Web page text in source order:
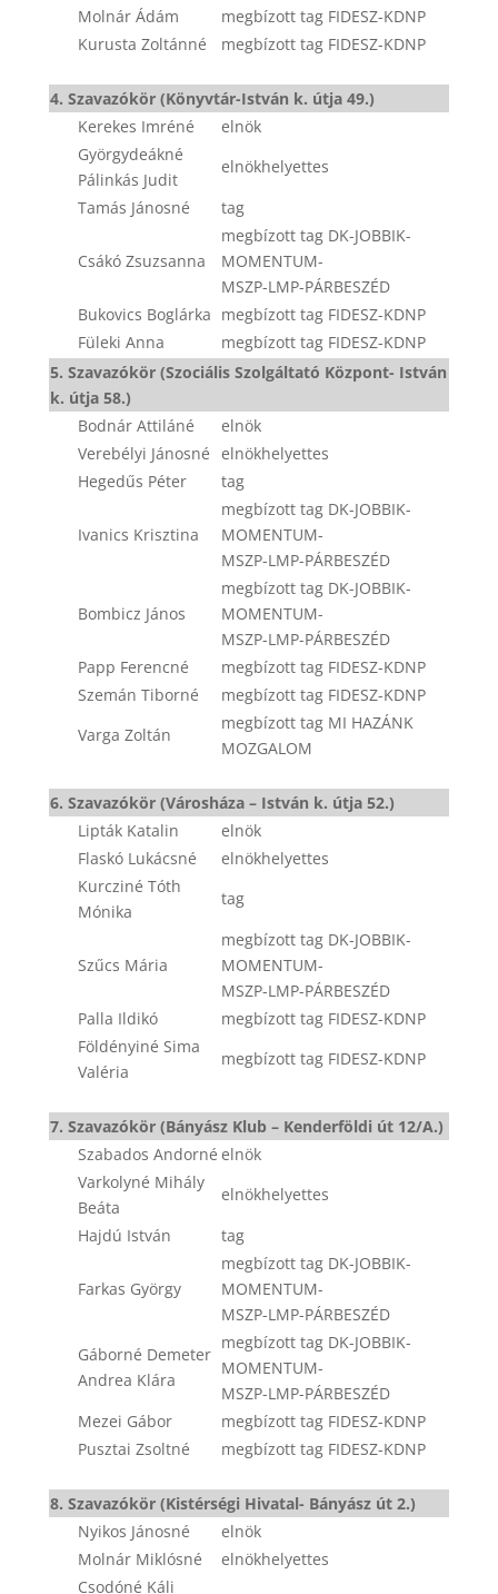
Molnár Ádám
megbízott tag FIDESZ-KDNP
Kurusta Zoltánné
megbízott tag FIDESZ-KDNP
4. Szavazókör (Könyvtár-István k. útja 49.)
Kerekes Imréné
elnök
Györgydeákné
Pálinkás Judit
elnökhelyettes
Tamás Jánosné
tag
Csákó Zsuzsanna
megbízott tag DK-JOBBIK-
MOMENTUM-
MSZP-LMP-PÁRBESZÉD
Bukovics Boglárka megbízott tag FIDESZ-KDNP
Füleki Anna
megbízott tag FIDESZ-KDNP
5. Szavazókör (Szociális Szolgáltató Központ- István
k. útja 58.)
Bodnár Attiláné
elnök
Verebélyi Jánosné elnökhelyettes
Hegedűs Péter
tag
Ivanics Krisztina
megbízott tag DK-JOBBIK-
MOMENTUM-
MSZP-LMP-PÁRBESZÉD
Bombicz János
megbízott tag DK-JOBBIK-
MOMENTUM-
MSZP-LMP-PÁRBESZÉD
Papp Ferencné
megbízott tag FIDESZ-KDNP
Szemán Tiborné
megbízott tag FIDESZ-KDNP
Varga Zoltán
megbízott tag MI HAZÁNK
MOZGALOM
6. Szavazókör (Városháza – István k. útja 52.)
Lipták Katalin
elnök
Flaskó Lukácsné
elnökhelyettes
Kurcziné Tóth
Mónika
tag
Szűcs Mária
megbízott tag DK-JOBBIK-
MOMENTUM-
MSZP-LMP-PÁRBESZÉD
Palla Ildikó
megbízott tag FIDESZ-KDNP
Földényiné Sima
Valéria
megbízott tag FIDESZ-KDNP
7. Szavazókör (Bányász Klub – Kenderföldi út 12/A.)
Szabados Andorné elnök
Varkolyné Mihály
Beáta
elnökhelyettes
Hajdú István
tag
Farkas György
megbízott tag DK-JOBBIK-
MOMENTUM-
MSZP-LMP-PÁRBESZÉD
Gáborné Demeter
Andrea Klára
megbízott tag DK-JOBBIK-
MOMENTUM-
MSZP-LMP-PÁRBESZÉD
Mezei Gábor
megbízott tag FIDESZ-KDNP
Pusztai Zsoltné
megbízott tag FIDESZ-KDNP
8. Szavazókör (Kistérségi Hivatal- Bányász út 2.)
Nyikos Jánosné
elnök
Molnár Miklósné
elnökhelyettes
Csodóné Káli